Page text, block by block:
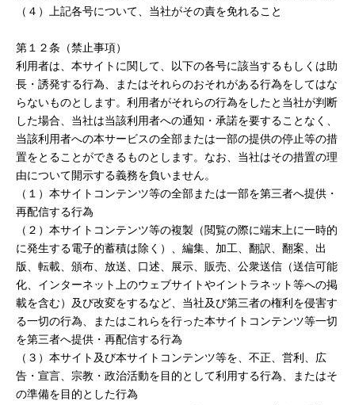
（４）上記各号について、当社がその責を免れること
第１２条（禁止事項）
利用者は、本サイトに関して、以下の各号に該当するもしくは助
長・誘発する行為、またはそれらのおそれがある行為をしてはな
らないものとします。利用者がそれらの行為をしたと当社が判断
した場合、当社は当該利用者への通知・承諾を要することなく、
当該利用者への本サービスの全部または一部の提供の停止等の措
置をとることができるものとします。なお、当社はその措置の理
由について開示する義務を負いません。
（１）本サイトコンテンツ等の全部または一部を第三者へ提供・
再配信する行為
（２）本サイトコンテンツ等の複製（閲覧の際に端末上に一時的
に発生する電子的蓄積は除く）、編集、加工、翻訳、翻案、出
版、転載、頒布、放送、口述、展示、販売、公衆送信（送信可能
化、インターネット上のウェブサイトやイントラネット等への掲
載を含む）及び改変をするなど、当社及び第三者の権利を侵害す
る一切の行為、またはこれらを行った本サイトコンテンツ等一切
を第三者へ提供・再配信する行為
（３）本サイト及び本サイトコンテンツ等を、不正、営利、広
告・宣言、宗教・政治活動を目的として利用する行為、またはそ
の準備を目的とした行為